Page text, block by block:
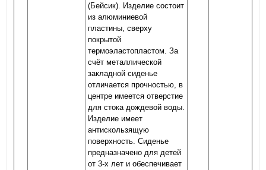
(Бейсик). Изделие состоит
из алюминиевой
пластины, сверху
покрытой
термоэластопластом. За
счёт металлической
закладной сиденье
отличается прочностью, в
центре имеется отверстие
для стока дождевой воды.
Изделие имеет
антискользящую
поверхность. Сиденье
предназначено для детей
от 3-х лет и обеспечивает